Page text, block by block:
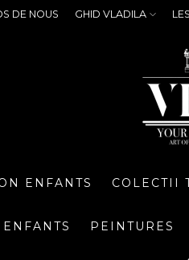
DE NOUS GHID VLADILA
ENFANTS COLECTII
PEINTURES